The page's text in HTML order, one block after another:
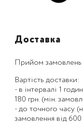
Доставка
Прийом замовлень
Вартість доставки:
- в інтервалі 1
180 грн. (мін.
- до точного часу
замовлення від 600